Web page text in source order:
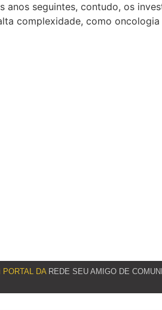
seguintes, contudo, os
complexidade, como
PORTAL DA REDE SEU AMIGO DE